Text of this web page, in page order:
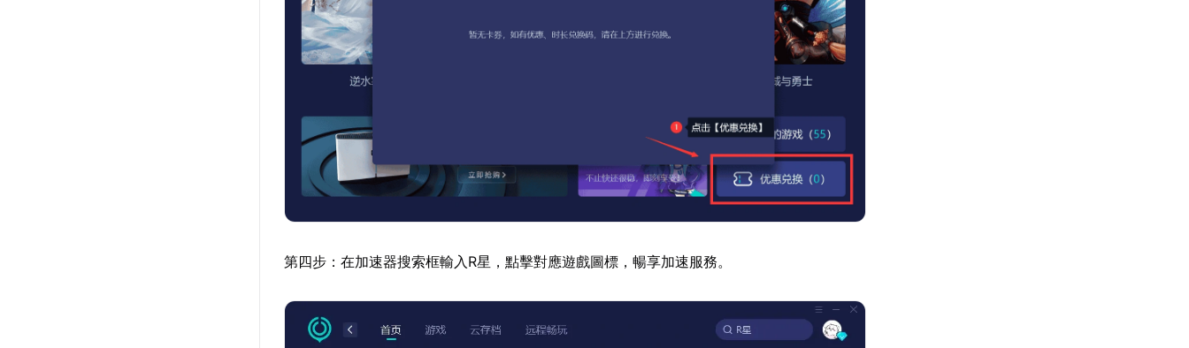
第四步：在加速器搜索框輸入R星，點擊對應遊戲圖標，暢享加速服務。